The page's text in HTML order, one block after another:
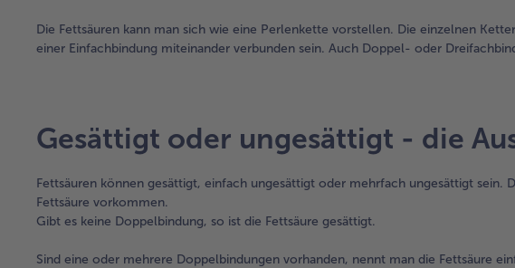
Die Fettsäuren kann man sich wie eine Perlenkette vorstellen. Die einzelnen
einer Einfachbindung miteinander verbunden sein. Auch Doppel- oder
Gesättigt oder ungesättigt - die
Fettsäuren können gesättigt, einfach ungesättigt oder mehrfach ungesättigt sein.
Fettsäure vorkommen.
Gibt es keine Doppelbindung, so ist die Fettsäure gesättigt.
Sind eine oder mehrere Doppelbindungen vorhanden, nennt man die Fettsäure